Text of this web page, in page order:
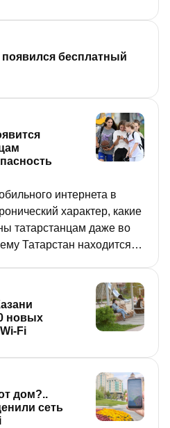
бесплатный
интернета в
характер, какие
татарстанцам даже во
Татарстан находится в
на сегодняшней
Минцифры РТ Айрат
новых
Fi
дом?..
сеть